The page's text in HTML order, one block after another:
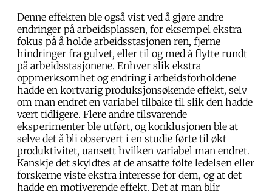
Denne effekten ble også vist ved å gjøre andre
endringer på arbeidsplassen, for eksempel ekstra
fokus på å holde arbeidsstasjonen ren, fjerne
hindringer fra gulvet, eller til og med å flytte rundt
på arbeidsstasjonene. Enhver slik ekstra
oppmerksomhet og endring i arbeidsforholdene
hadde en kortvarig produksjonsøkende effekt, selv
om man endret en variabel tilbake til slik den hadde
vært tidligere. Flere andre tilsvarende
eksperimenter ble utført, og konklusjonen ble at
selve det å bli observert i en studie førte til økt
produktivitet, uansett hvilken variabel man endret.
Kanskje det skyldtes at de ansatte følte ledelsen eller
forskerne viste ekstra interesse for dem, og at det
hadde en motiverende effekt. Det at man blir